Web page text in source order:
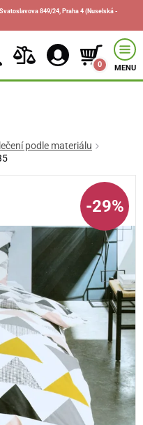
849/24, Praha 4 (Nuselská -
0 MENU
podle materiálu
-29%